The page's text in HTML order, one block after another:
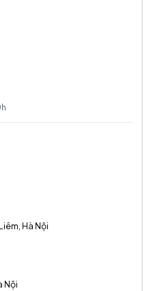
Hà Nội
Nội